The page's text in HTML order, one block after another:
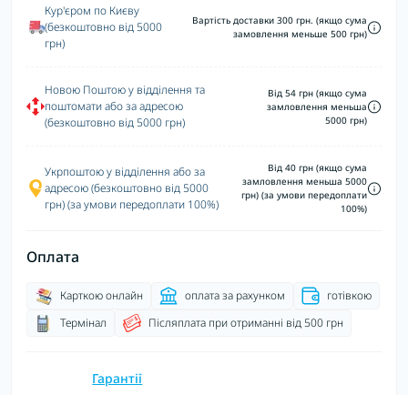
Кур'єром по Києву
(безкоштовно від 5000
грн)
Вартість доставки 300 грн. (якщо сума
замовлення меньше 500 грн)
Новою Поштою у відділення та
поштомати або за адресою
(безкоштовно від 5000 грн)
Від 54 грн (якщо сума
замловлення меньша
5000 грн)
Укрпоштою у відділення або за
адресою (безкоштовно від 5000
грн) (за умови передоплати 100%)
Від 40 грн (якщо сума
замловлення меньша 5000
грн) (за умови передоплати
100%)
Оплата
Карткою онлайн оплата за рахунком
готівкою
Термінал
Післяплата при отриманні від 500 грн
Гарантії